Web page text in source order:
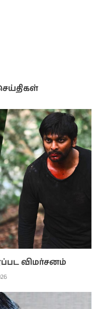
விமர்சனம்